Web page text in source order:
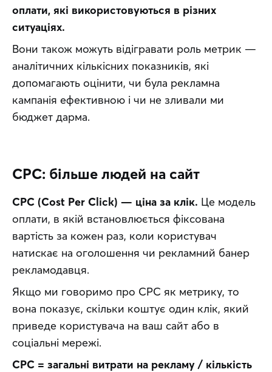
оплати, які використовуються в різних
ситуаціях.
Вони також можуть відігравати роль метрик —
аналітичних кількісних показників, які
допомагають оцінити, чи була рекламна
кампанія ефективною і чи не зливали ми
бюджет дарма.
CPC: більше людей на сайт
CPC (Cost Per Click) — ціна за клік. Це модель
оплати, в якій встановлюється фіксована
вартість за кожен раз, коли користувач
натискає на оголошення чи рекламний банер
рекламодавця.
Якщо ми говоримо про CPC як метрику, то
вона показує, скільки коштує один клік, який
приведе користувача на ваш сайт або в
соціальні мережі.
CPC = загальні витрати на рекламу / кількість